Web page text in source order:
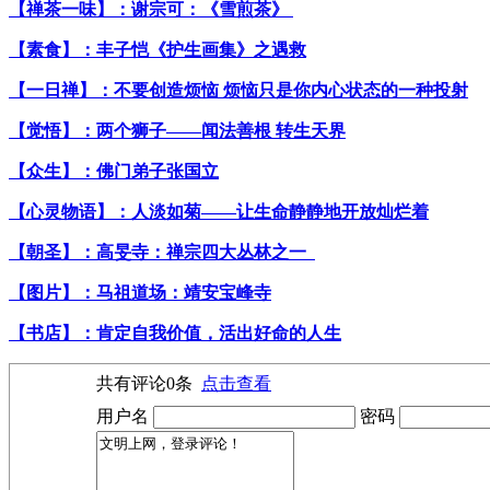
【禅茶一味】：谢宗可：《雪煎茶》
【素食】：丰子恺《护生画集》之遇救
【一日禅】：不要创造烦恼 烦恼只是你内心状态的一种投射
【觉悟】：两个狮子——闻法善根 转生天界
【众生】：佛门弟子张国立
【心灵物语】：人淡如菊——让生命静静地开放灿烂着
【朝圣】：高旻寺：禅宗四大丛林之一
【图片】：马祖道场：靖安宝峰寺
【书店】：肯定自我价值，活出好命的人生
共有评论0条
点击查看
用户名
密码